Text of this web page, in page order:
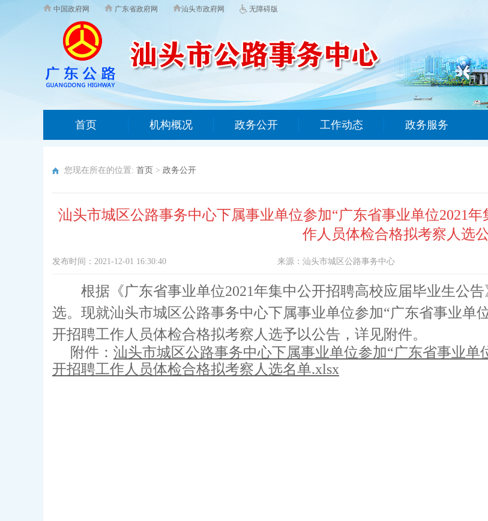
中国政府网 广东省政府网 汕头市政府网 无障碍版
首页 机构概况 政务公开 工作动态 政务服务
您现在所在的位置: 首页 > 政务公开
汕头市城区公路事务中心下属事业单位参加“广东省事业单位2021
作人员体检合格拟考察人选
发布时间：2021-12-01 16:30:40 来源： 汕头市城区公路事务中心
根据《广东省事业单位2021年集中公开招聘高校应届毕业生公告
选。现就汕头市城区公路事务中心下属事业单位参加“广东省事业单
开招聘工作人员体检合格拟考察人选予以公告，详见附件。
附件： 汕头市城区公路事务中心下属事业单位参加“广东省事业单
开招聘工作人员体检合格拟考察人选名单.xlsx